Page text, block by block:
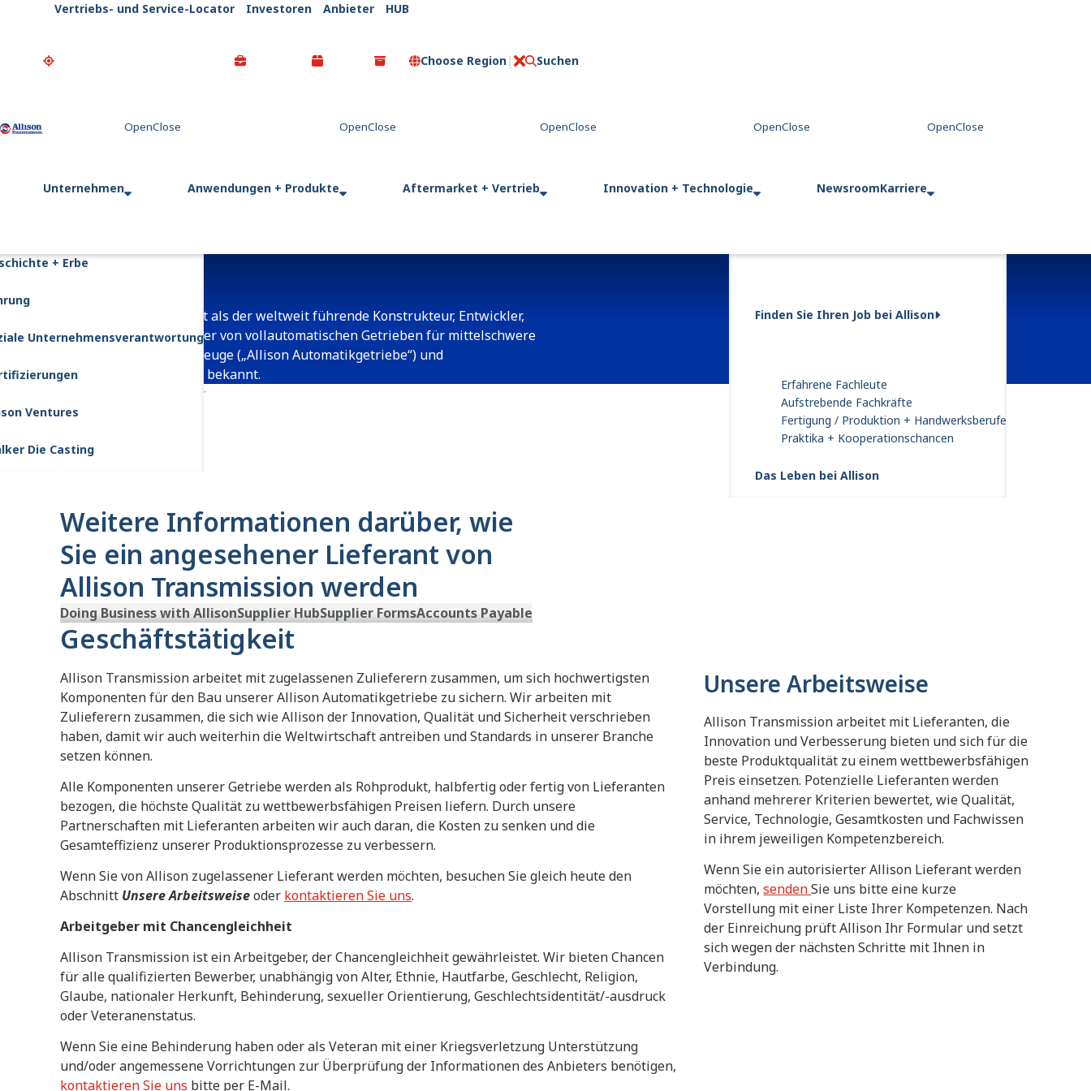
Go Home
Vertriebs- und Service-Locator Investoren Anbieter HUB
Choose Region Suchen
C
s
Unternehmen
+ Erbe
Unternehmensverantwortung
Ventures
Die Casting
Anwendungen + Produkte Aftermarket + Vertrieb Innovation + Technologie NewsroomKarriere
Finden Sie Ihren Job bei Allison
Erfahrene Fachleute
Aufstrebende Fachkräfte
Fertigung / Produktion + Handwerksberufe
Praktika + Kooperationschancen
Das Leben bei Allison
Anbieter
Allison Transmission ist als der weltweit führende Konstrukteur, Entwickler,
Hersteller und Vertreiber von vollautomatischen Getrieben für mittelschwere
und schwere Nutzfahrzeuge („Allison Automatikgetriebe“) und
Hybridantriebssysteme bekannt.
Anbieter
Weitere Informationen darüber, wie
Sie ein angesehener Lieferant von
Allison Transmission werden
Doing Business with AllisonSupplier HubSupplier FormsAccounts Payable
Geschäftstätigkeit
Allison Transmission arbeitet mit zugelassenen Zulieferern zusammen, um sich hochwertigsten
Komponenten für den Bau unserer Allison Automatikgetriebe zu sichern. Wir arbeiten mit
Zulieferern zusammen, die sich wie Allison der Innovation, Qualität und Sicherheit verschrieben
haben, damit wir auch weiterhin die Weltwirtschaft antreiben und Standards in unserer Branche
setzen können.
Alle Komponenten unserer Getriebe werden als Rohprodukt, halbfertig oder fertig von Lieferanten
bezogen, die höchste Qualität zu wettbewerbsfähigen Preisen liefern. Durch unsere
Partnerschaften mit Lieferanten arbeiten wir auch daran, die Kosten zu senken und die
Gesamteffizienz unserer Produktionsprozesse zu verbessern.
Wenn Sie von Allison zugelassener Lieferant werden möchten, besuchen Sie gleich heute den
Abschnitt Unsere Arbeitsweiseoder kontaktieren Sie uns.
Arbeitgeber mit Chancengleichheit
Allison Transmission ist ein Arbeitgeber, der Chancengleichheit gewährleistet. Wir bieten Chancen
für alle qualifizierten Bewerber, unabhängig von Alter, Ethnie, Hautfarbe, Geschlecht, Religion,
Glaube, nationaler Herkunft, Behinderung, sexueller Orientierung, Geschlechtsidentität/-ausdruck
oder Veteranenstatus.
Wenn Sie eine Behinderung haben oder als Veteran mit einer Kriegsverletzung Unterstützung
und/oder angemessene Vorrichtungen zur Überprüfung der Informationen des Anbieters benötigen,
kontaktieren Sie uns bitte per E-Mail.
Unsere Arbeitsweise
Allison Transmission arbeitet mit Lieferanten, die
Innovation und Verbesserung bieten und sich für die
beste Produktqualität zu einem wettbewerbsfähigen
Preis einsetzen. Potenzielle Lieferanten werden
anhand mehrerer Kriterien bewertet, wie Qualität,
Service, Technologie, Gesamtkosten und Fachwissen
in ihrem jeweiligen Kompetenzbereich.
Wenn Sie ein autorisierter Allison Lieferant werden
möchten,sendenSie uns bitte eine kurze
Vorstellung mit einer Liste Ihrer Kompetenzen. Nach
der Einreichung prüft Allison Ihr Formular und setzt
sich wegen der nächsten Schritte mit Ihnen in
Verbindung.